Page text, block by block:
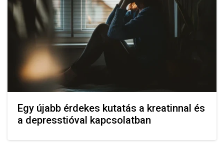
Egy újabb érdekes kutatás a kreatinnal és
a depresstióval kapcsolatban